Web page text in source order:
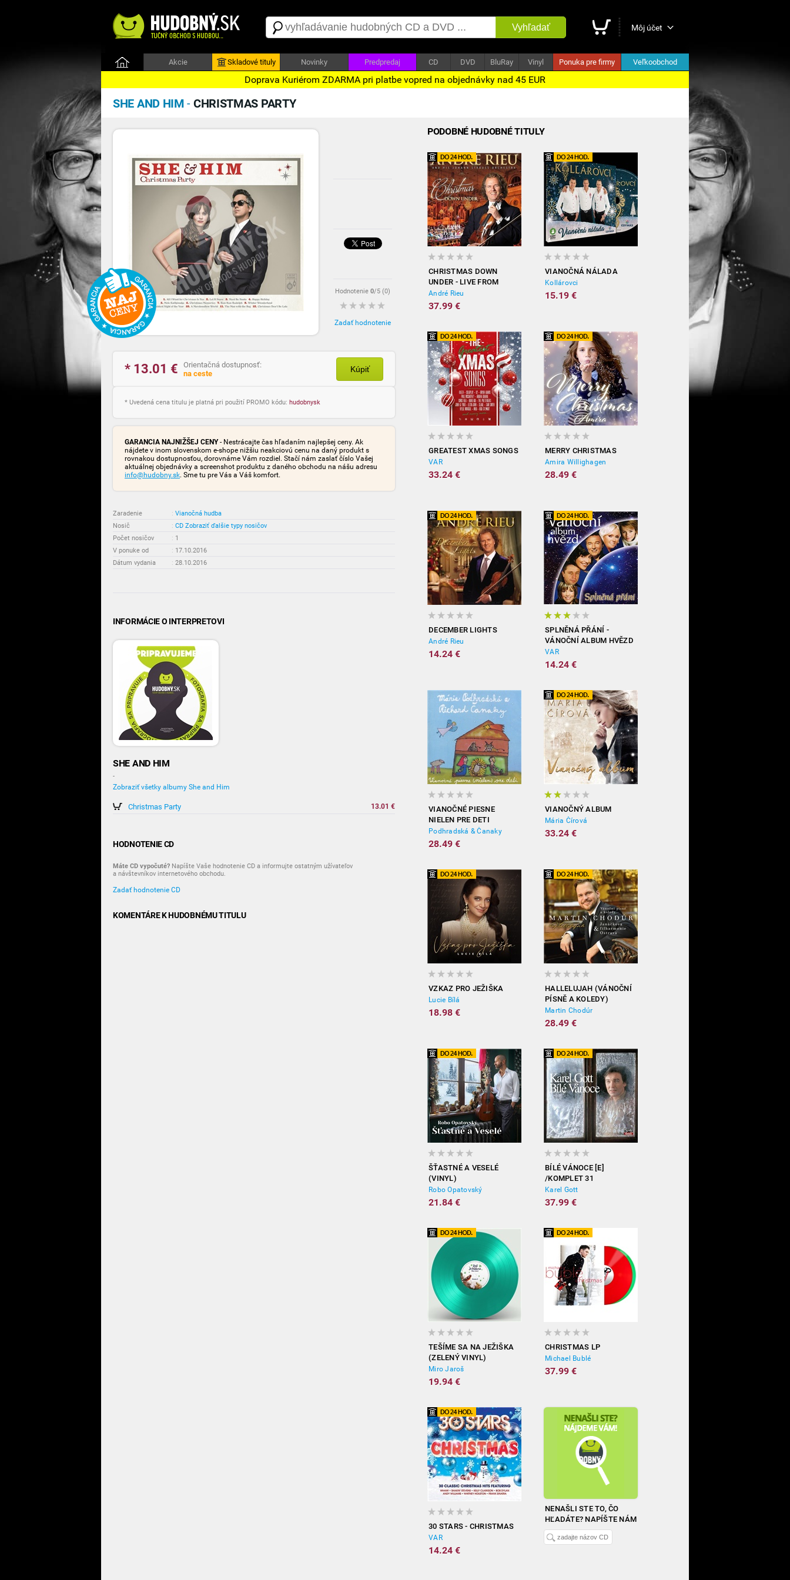
Vyhľadať Môj účet
Akcie Skladové tituly Novinky Predpredaj CD DVD BluRay Vinyl Ponuka pre firmy Veľkoobchod
Doprava Kuriérom ZDARMA pri platbe vopred na objednávky nad 45 EUR
SHE AND HIM - CHRISTMAS PARTY
Hodnotenie 0/5 (0)
Zadať hodnotenie
* 13.01 €
Orientačná dostupnosť:
na ceste
Kúpiť
* Uvedená cena titulu je platná pri použití PROMO kódu: hudobnysk
GARANCIA NAJNIŽŠEJ CENY- Nestrácajte čas hľadaním najlepšej ceny. Ak
nájdete v inom slovenskom e-shope nižšiu neakciovú cenu na daný produkt s
rovnakou dostupnosťou, dorovnáme Vám rozdiel. Stačí nám zaslať číslo Vašej
aktuálnej objednávky a screenshot produktu z daného obchodu na nášu adresu
info@hudobny.sk. Sme tu pre Vás a Váš komfort.
Zaradenie : Vianočná hudba
Nosič
: CD Zobraziť ďalšie typy nosičov
Počet nosičov
: 1
V ponuke od
: 17.10.2016
Dátum vydania
: 28.10.2016
INFORMÁCIE O INTERPRETOVI
SHE AND HIM
-
Zobraziť všetky albumy She and Him
Christmas Party 13.01 €
HODNOTENIE CD
Máte CD vypočuté? Napíšte Vaše hodnotenie CD a informujte ostatným užívateľov
a návštevníkov internetového obchodu.
Zadať hodnotenie CD
KOMENTÁRE K HUDOBNÉMU TITULU
PODOBNÉ HUDOBNÉ TITULY
CHRISTMAS DOWN
UNDER - LIVE FROM
SYDNEY
André Rieu
37.99 €
VIANOČNÁ NÁLADA
Kollárovci
15.19 €
GREATEST XMAS SONGS
VAR
33.24 €
MERRY CHRISTMAS
Amira Willighagen
28.49 €
DECEMBER LIGHTS
André Rieu
14.24 €
SPLNĚNÁ PŘÁNÍ -
VÁNOČNÍ ALBUM HVĚZD
VAR
14.24 €
VIANOČNÉ PIESNE
NIELEN PRE DETI
Podhradská & Čanaky
28.49 €
VIANOČNÝ ALBUM
Mária Čírová
33.24 €
VZKAZ PRO JEŽIŠKA
Lucie Bílá
18.98 €
HALLELUJAH (VÁNOČNÍ
PÍSNĚ A KOLEDY)
Martin Chodúr
28.49 €
ŠŤASTNÉ A VESELÉ
(VINYL)
Robo Opatovský
21.84 €
BÍLÉ VÁNOCE [E]
/KOMPLET 31
Karel Gott
37.99 €
TEŠÍME SA NA JEŽIŠKA
(ZELENÝ VINYL)
Miro Jaroš
19.94 €
CHRISTMAS LP
Michael Bublé
37.99 €
30 STARS - CHRISTMAS
VAR
14.24 €
NENAŠLI STE TO, ČO
HĽADÁTE? NAPÍŠTE NÁM